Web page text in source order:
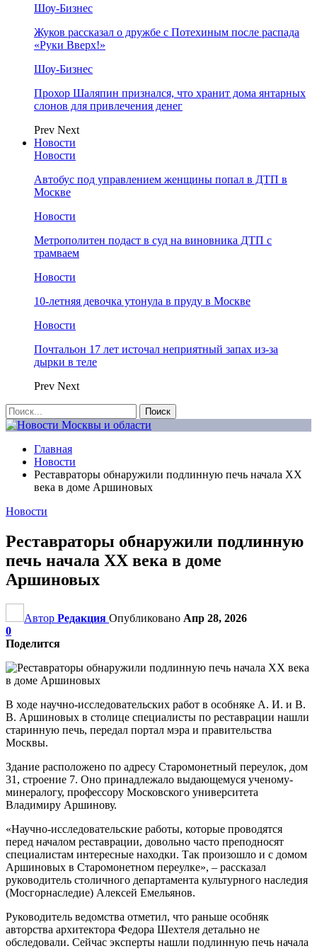
Шоу-Бизнес
Жуков рассказал о дружбе с Потехиным после распада
«Руки Вверх!»
Шоу-Бизнес
Прохор Шаляпин признался, что хранит дома янтарных
слонов для привлечения денег
Prev Next
Новости
Новости
Автобус под управлением женщины попал в ДТП в
Москве
Новости
Метрополитен подаст в суд на виновника ДТП с
трамваем
Новости
10-летняя девочка утонула в пруду в Москве
Новости
Почтальон 17 лет источал неприятный запах из-за
дырки в теле
Prev Next
Главная
Новости
Реставраторы обнаружили подлинную печь начала XX
века в доме Аршиновых
Новости
Реставраторы обнаружили подлинную
печь начала XX века в доме
Аршиновых
Автор Редакция Опубликовано Апр 28, 2026
0
Поделится
В ходе научно-исследовательских работ в особняке А. И. и В.
В. Аршиновых в столице специалисты по реставрации нашли
старинную печь, передал портал мэра и правительства
Москвы.
Здание расположено по адресу Старомонетный переулок, дом
31, строение 7. Оно принадлежало выдающемуся ученому-
минералогу, профессору Московского университета
Владимиру Аршинову.
«Научно-исследовательские работы, которые проводятся
перед началом реставрации, довольно часто преподносят
специалистам интересные находки. Так произошло и с домом
Аршиновых в Старомонетном переулке», – рассказал
руководитель столичного департамента культурного наследия
(Мосгорнаследие) Алексей Емельянов.
Руководитель ведомства отметил, что раньше особняк
авторства архитектора Федора Шехтеля детально не
обследовали. Сейчас эксперты нашли подлинную печь начала